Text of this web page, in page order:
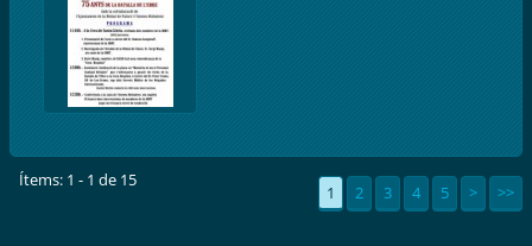
Ítems: 1 - 1 de 15
1 2 3 4 5 > >>